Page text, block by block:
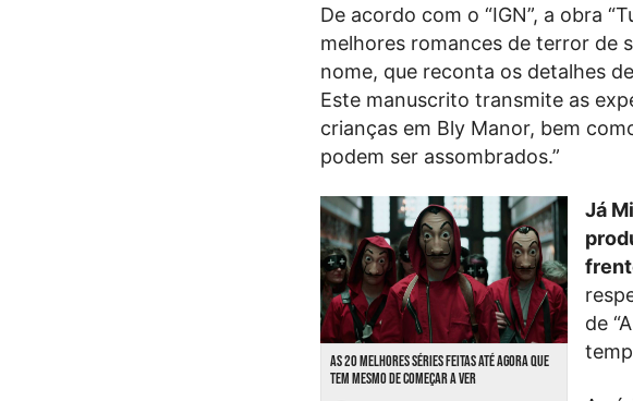
De acordo com o “IGN”, a obra
melhores romances de terror de
nome, que reconta os detalhes
Este manuscrito transmite as
crianças em Bly Manor, bem
podem ser assombrados.”
AS 20 MELHORES SÉRIES FEITAS ATÉ AGORA QUE
TEM MESMO DE COMEÇAR A VER
Já
de